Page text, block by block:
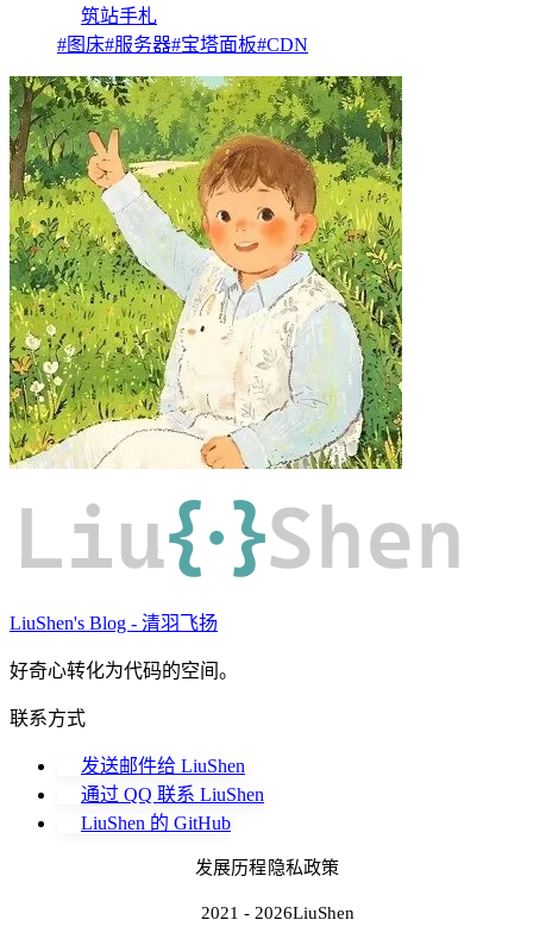
筑站手札
#图床#服务器#宝塔面板#CDN
Liu{·}Shen
LiuShen's Blog - 清羽飞扬
好奇心转化为代码的空间。
联系方式
发送邮件给 LiuShen
通过 QQ 联系 LiuShen
LiuShen 的 GitHub
发展历程 隐私政策
2021 - 2026LiuShen